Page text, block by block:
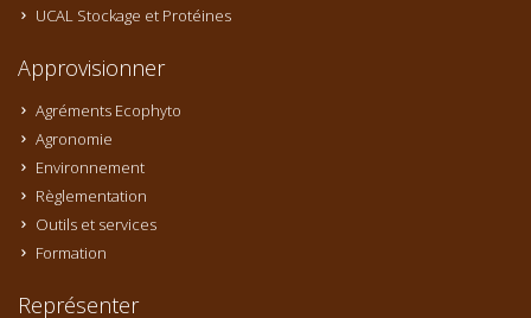
UCAL Stockage et Protéines
Approvisionner
Agréments Ecophyto
Agronomie
Environnement
Règlementation
Outils et services
Formation
Représenter